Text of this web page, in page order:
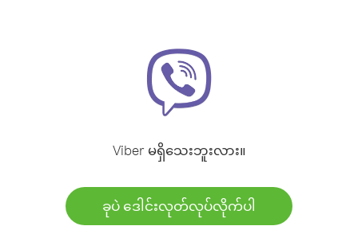
Viber မရှိသေးဘူးလား။
ခုပဲ ဒေါင်းလုတ်လုပ်လိုက်ပါ